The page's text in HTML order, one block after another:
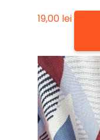
19,00 lei